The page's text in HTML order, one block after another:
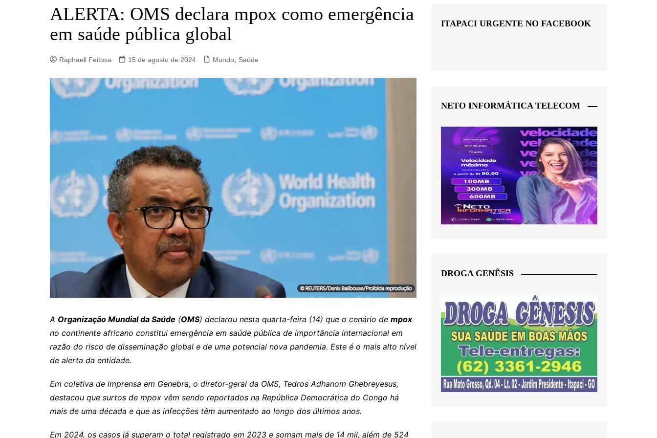
Campinorte
Campos Verdes
Ceres
Goianésia
Goiânia
Guarinos
Hidrolina
Ipiranga de Goiás
Itaberaí
Itaguaru
Itapuranga
Jaraguá
Jardim Paulista
Jataí
Nova América
Porangatu
ALERTA: OMS declara mpox como emergência
em saúde pública global
Raphaell Feitosa 15 de agosto de 2024 Mundo, Saúde
A Organização Mundial da Saúde (OMS) declarou nesta quarta-feira (14) que o cenário de mpox
no continente africano constitui emergência em saúde pública de importância internacional em
razão do risco de disseminação global e de uma potencial nova pandemia. Este é o mais alto nível
de alerta da entidade.
Em coletiva de imprensa em Genebra, o diretor-geral da OMS, Tedros Adhanom Ghebreyesus,
destacou que surtos de mpox vêm sendo reportados na República Democrática do Congo há
mais de uma década e que as infecções têm aumentado ao longo dos últimos anos.
Em 2024, os casos já superam o total registrado em 2023 e somam mais de 14 mil, além de 524
ITAPACI URGENTE NO FACEBOOK
NETO INFORMÁTICA TELECOM
DROGA GENÊSIS